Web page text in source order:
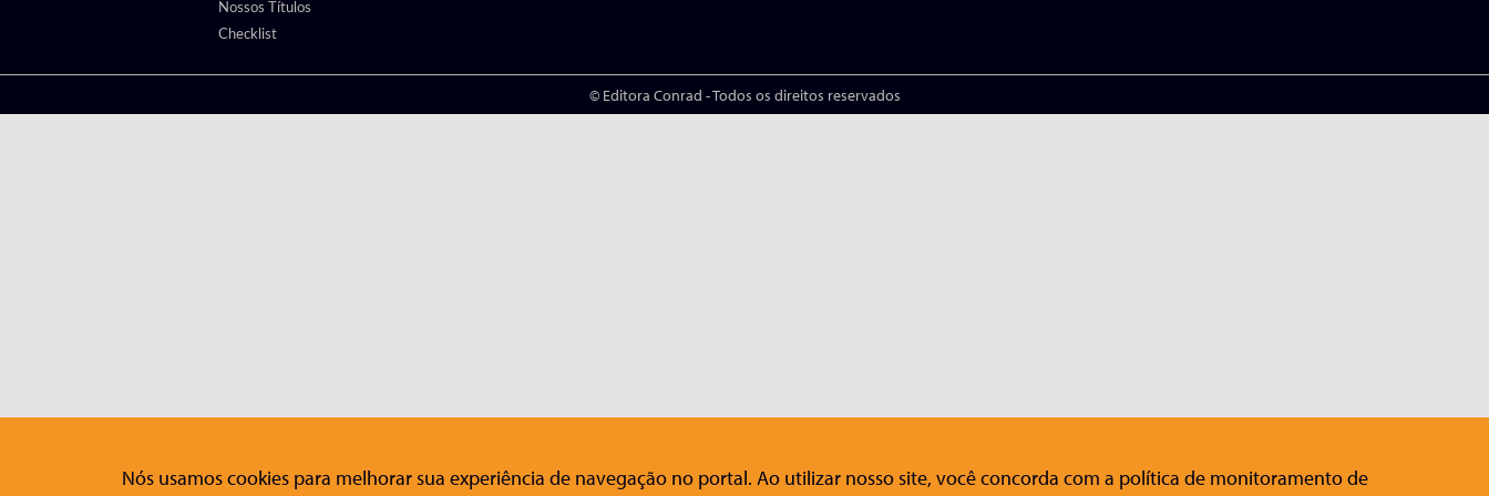
Nossos Títulos
Checklist
© Editora Conrad - Todos os direitos reservados
Nós usamos cookies para melhorar sua experiência de navegação no portal. Ao utilizar nosso site, você concorda com a política de monitoramento de